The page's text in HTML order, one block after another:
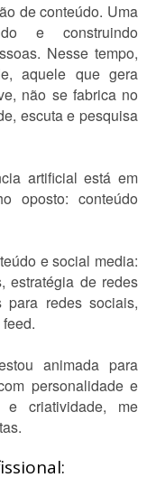
de conteúdo. Uma
e construindo
Nesse tempo,
aquele que gera
não se fabrica no
escuta e pesquisa
artificial está em
oposto: conteúdo
e social media:
estratégia de redes
redes sociais,
animada para
personalidade e
e criatividade, me